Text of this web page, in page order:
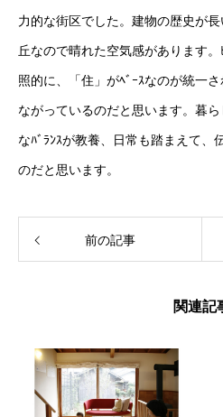
力的な街区でした。建物の歴史が長
丘なので晴れた空気感があります
照的に、「住」がﾍﾞｰｽなのが統一
ながっているのだと思います。暮
なﾊﾞﾗﾝｽが教養、日常も踏まえて、
のだと思います。
前の記事
関連記